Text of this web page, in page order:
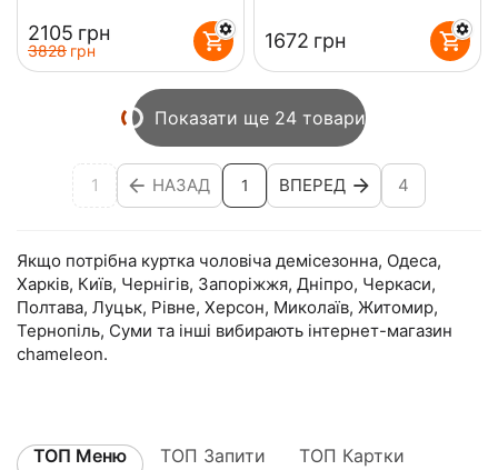
‍2105‍ грн
‍3828‍ грн ‍1672‍ грн
Показати ще 24 товари
1 НАЗАД 1 ВПЕРЕД 4
Якщо потрібна куртка чоловіча демісезонна, Одеса,
Харків, Київ, Чернігів, Запоріжжя, Дніпро, Черкаси,
Полтава, Луцьк, Рівне, Херсон, Миколаїв, Житомир,
Тернопіль, Суми та інші вибирають інтернет-магазин
chameleon.
ТОП Меню ТОП Запити ТОП Картки